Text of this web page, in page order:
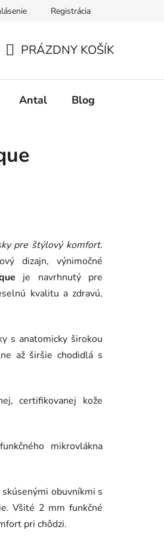
Veľkoobchodná spolupráca
Registrácia
KOŠÍK
PRÁZDNY KOŠÍK
Antal Blog
pre štýlový komfort.
dizajn, výnimočné
je navrhnutý pre
kvalitu a zdravú,
s anatomicky širokou
až širšie chodidlá s
certifikovanej kože
mikrovlákna
skúsenými obuvníkmi s
Všité 2 mm funkčné
pri chôdzi.